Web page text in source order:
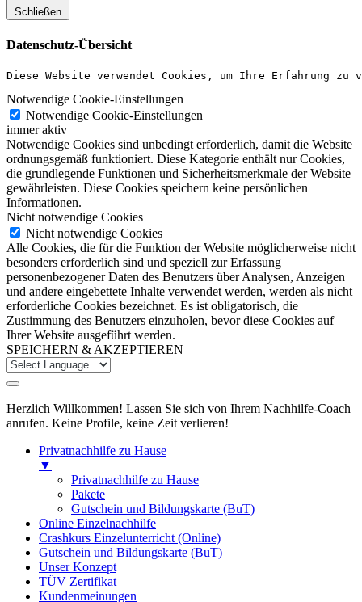
Schließen
Datenschutz-Übersicht
Diese Website verwendet Cookies, um Ihre Erfahrung
Notwendige Cookie-Einstellungen
Notwendige Cookie-Einstellungen
immer aktiv
Notwendige Cookies sind unbedingt erforderlich, damit die Website
ordnungsgemäß funktioniert. Diese Kategorie enthält nur Cookies,
die grundlegende Funktionen und Sicherheitsmerkmale der Website
gewährleisten. Diese Cookies speichern keine persönlichen
Informationen.
Nicht notwendige Cookies
Nicht notwendige Cookies
Alle Cookies, die für die Funktion der Website möglicherweise nicht
besonders erforderlich sind und speziell zur Erfassung
personenbezogener Daten des Benutzers über Analysen, Anzeigen
und andere eingebettete Inhalte verwendet werden, werden als nicht
erforderliche Cookies bezeichnet. Es ist obligatorisch, die
Zustimmung des Benutzers einzuholen, bevor diese Cookies auf
Ihrer Website ausgeführt werden.
SPEICHERN & AKZEPTIEREN
Herzlich Willkommen! Lassen Sie sich von Ihrem Nachhilfe-Coach
anrufen. Keine Profile, keine Zeit verlieren!
Privatnachhilfe zu Hause
▼
Privatnachhilfe zu Hause
Pakete
Gutschein und Bildungskarte (BuT)
Online Einzelnachhilfe
Crashkurs Einzelunterricht (Online)
Gutschein und Bildungskarte (BuT)
Unser Konzept
TÜV Zertifikat
Kundenmeinungen